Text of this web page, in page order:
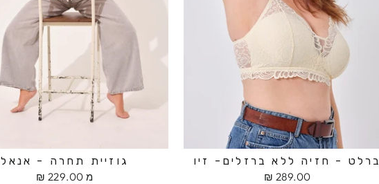
גוזיית תחרה - אנאל
מ 229.00 ₪
ברלט - חזיה ללא ברזלים- זיו
289.00 ₪